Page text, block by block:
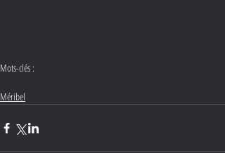
Mots-clés :
Méribel